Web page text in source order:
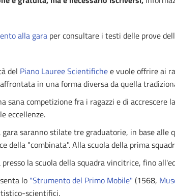
alla gara per consultare i testi delle prove
del Piano Lauree Scientifichee vuole offrire ai
in una forma diversa da quella
sana competizione fra i ragazzi e di
eccellenze.
saranno stilate tre graduatorie, in base
della "combinata". Alla scuola della prima
la scuola della squadra vincitrice, fino
lo "Strumento del Primo Mobile" (1568,
scientifici.